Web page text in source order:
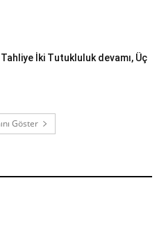
İki Tutukluluk devamı, Üç
Göster